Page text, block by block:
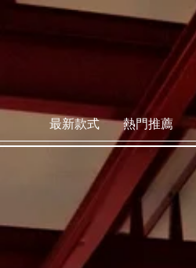
最新款式 熱門推薦